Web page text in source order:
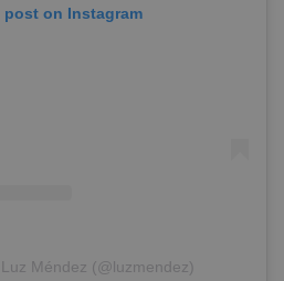
post on Instagram
Méndez (@luzmendez)